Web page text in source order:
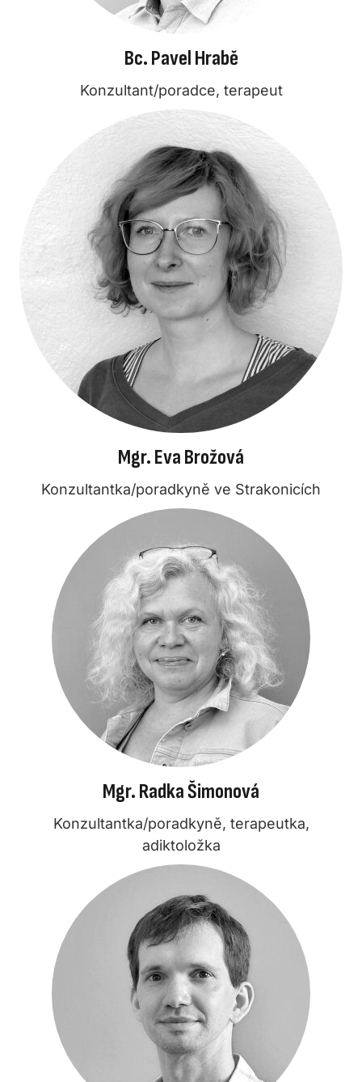
Bc. Pavel Hrabě
Konzultant/poradce, terapeut
Mgr. Eva Brožová
Konzultantka/poradkyně ve Strakonicích
Mgr. Radka Šimonová
Konzultantka/poradkyně, terapeutka,
adiktoložka